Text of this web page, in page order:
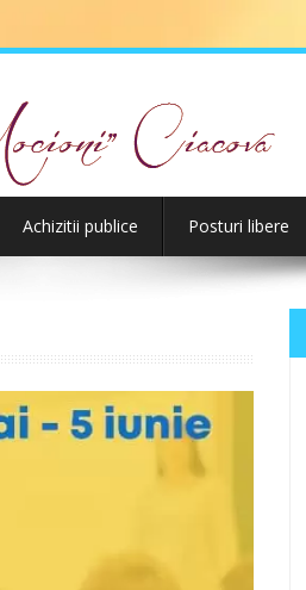
Achizitii publice Posturi libere